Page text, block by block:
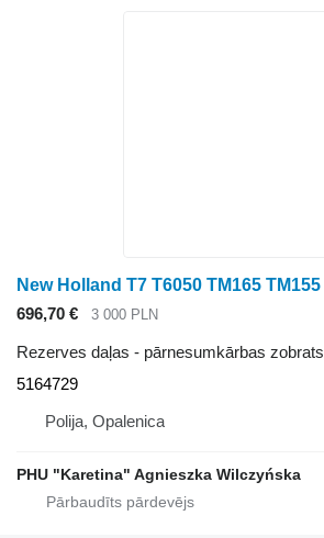
696,70 € 3 000 PLN
Rezerves daļas - pārnesumkārbas zobrats
5164729
Polija, Opalenica
PHU "Karetina" Agnieszka Wilczyńska